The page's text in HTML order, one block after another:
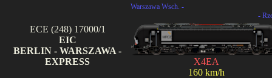
ECE (248) 17000/1
EIC
BERLIN - WARSZAWA -
EXPRESS
Warszawa Wsch. -
-
X4EA
160 km/h